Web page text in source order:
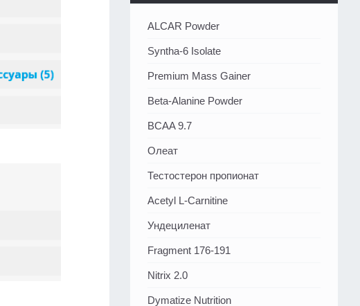
ALCAR Powder
Syntha-6 Isolate
Premium Mass Gainer
Beta-Alanine Powder
BCAA 9.7
Олеат
Тестостерон пропионат
Acetyl L-Carnitine
Ундециленат
Fragment 176-191
Nitrix 2.0
Dymatize Nutrition